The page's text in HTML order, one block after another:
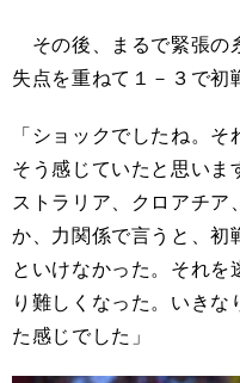
その後、まるで緊張の
失点を重ねて１－３で初
「ショックでしたね。
そう感じていたと思いま
ストラリア、クロアチア
か、力関係で言うと、初
といけなかった。それを
り難しくなった。いきな
た感じでした」